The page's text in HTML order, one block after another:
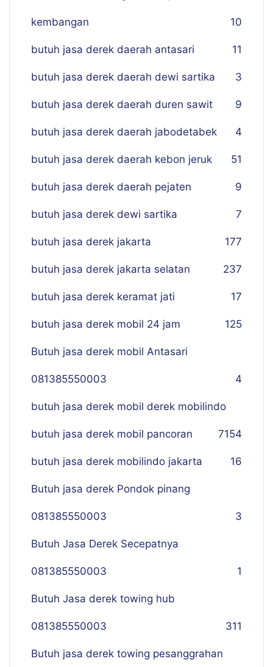
kembangan 10
butuh jasa derek daerah antasari 11
butuh jasa derek daerah dewi sartika 3
butuh jasa derek daerah duren sawit 9
butuh jasa derek daerah jabodetabek 4
butuh jasa derek daerah kebon jeruk 51
butuh jasa derek daerah pejaten 9
butuh jasa derek dewi sartika 7
butuh jasa derek jakarta 177
butuh jasa derek jakarta selatan 237
butuh jasa derek keramat jati 17
butuh jasa derek mobil 24 jam 125
Butuh jasa derek mobil Antasari
081385550003 4
butuh jasa derek mobil derek mobilindo
154
butuh jasa derek mobil pancoran 7
butuh jasa derek mobilindo jakarta 16
Butuh jasa derek Pondok pinang
081385550003 3
Butuh Jasa Derek Secepatnya
081385550003 1
Butuh Jasa derek towing hub
081385550003 311
Butuh jasa derek towing pesanggrahan